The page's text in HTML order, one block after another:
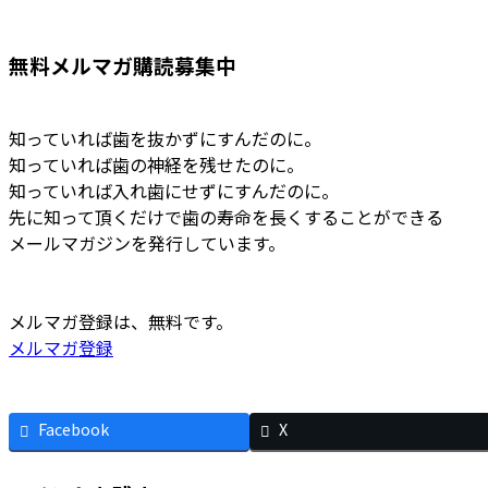
無料メルマガ購読募集中
知っていれば歯を抜かずにすんだのに。
知っていれば歯の神経を残せたのに。
知っていれば入れ歯にせずにすんだのに。
先に知って頂くだけで歯の寿命を長くすることができる
メールマガジンを発行しています。
メルマガ登録は、無料です。
メルマガ登録
Facebook X